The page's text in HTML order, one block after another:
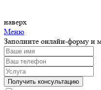
наверх
Меню
Заполните онлайн-форму и
Получить консультацию